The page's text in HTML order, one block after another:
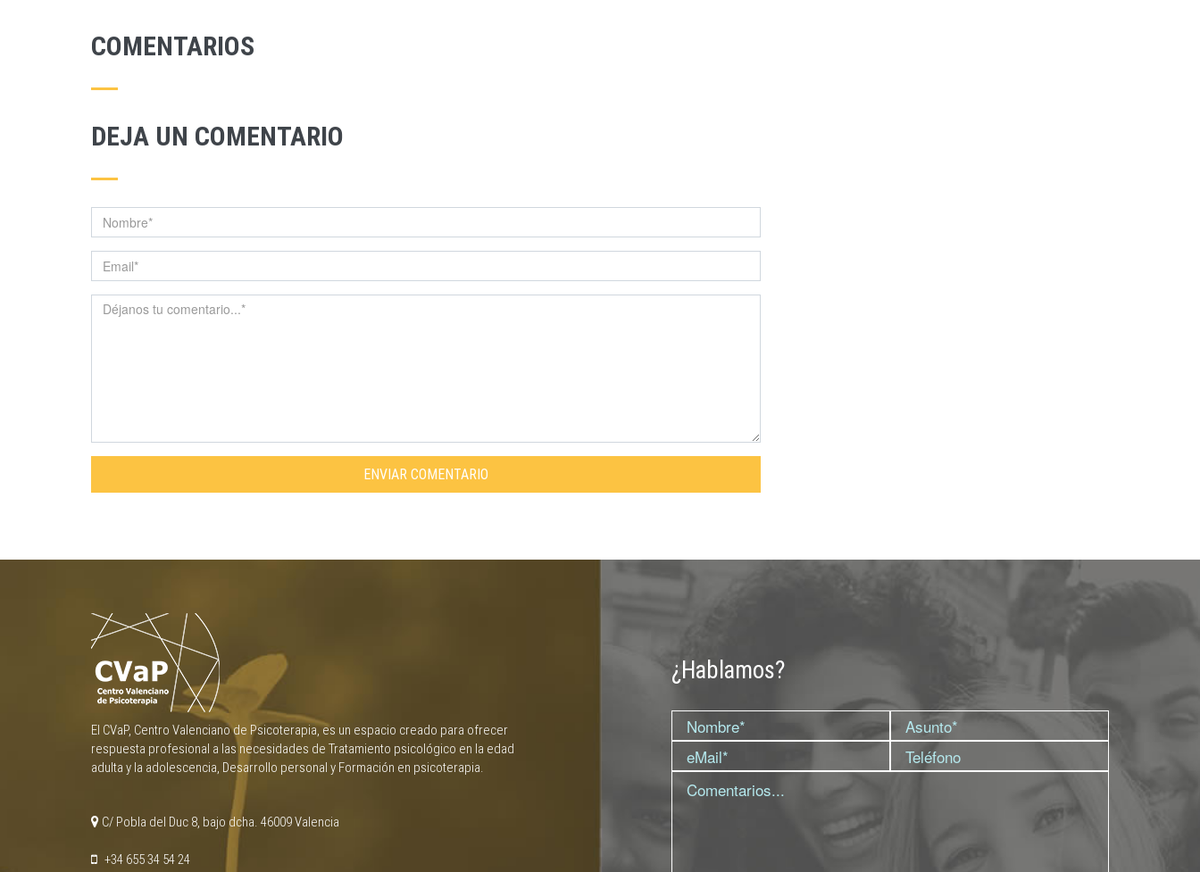
COMENTARIOS
DEJA UN COMENTARIO
ENVIAR COMENTARIO
El CVaP, Centro Valenciano de Psicoterapia, es un espacio creado para ofrecer
respuesta profesional a las necesidades de Tratamiento psicológico en la edad
adulta y la adolescencia, Desarrollo personal y Formación en psicoterapia.
C/ Pobla del Duc 8, bajo dcha. 46009 Valencia
+34 655 34 54 24
¿Hablamos?